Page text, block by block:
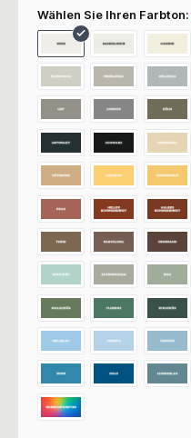
Wählen Sie Ihren Farbton: